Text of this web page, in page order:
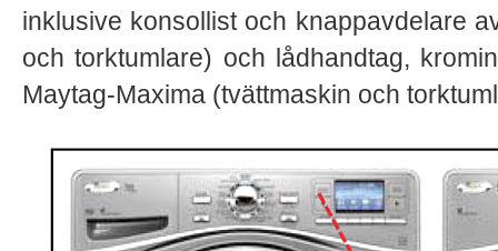
inklusive konsollist och knappavdelare
och torktumlare) och lådhandtag,
Maytag-Maxima (tvättmaskin och